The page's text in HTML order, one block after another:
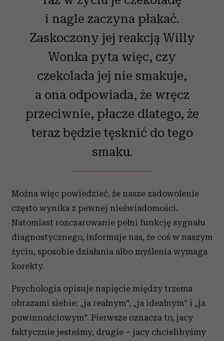
Partnerzy mogą połączyć te informacje z innymi danymi
otrzymanymi od Ciebie lub uzyskanymi podczas
korzystania z ich usług.
i nagle zaczyna płakać.
Zaskoczony jej reakcją Willy
Wonka pyta więc, czy
czekolada jej nie smakuje,
a ona odpowiada, że wręcz
przeciwnie, płacze dlatego, że
teraz będzie tęsknić do tego
smaku.
Można więc powiedzieć, że nasze zadowolenie
często wynika z pewnej nieświadomości.
Natomiast rozczarowanie pełni funkcję sygnału
diagnostycznego, informuje nas, że coś w naszym
życiu, sposobie działania albo myślenia wymaga
korekty.
Psychologia opisuje napięcie między trzema
obrazami siebie: „ja realnym”, „ja idealnym” i „ja
powinnościowym”. Pierwsze oznacza to, jacy
faktycznie jesteśmy, drugie – jacy chcielibyśmy